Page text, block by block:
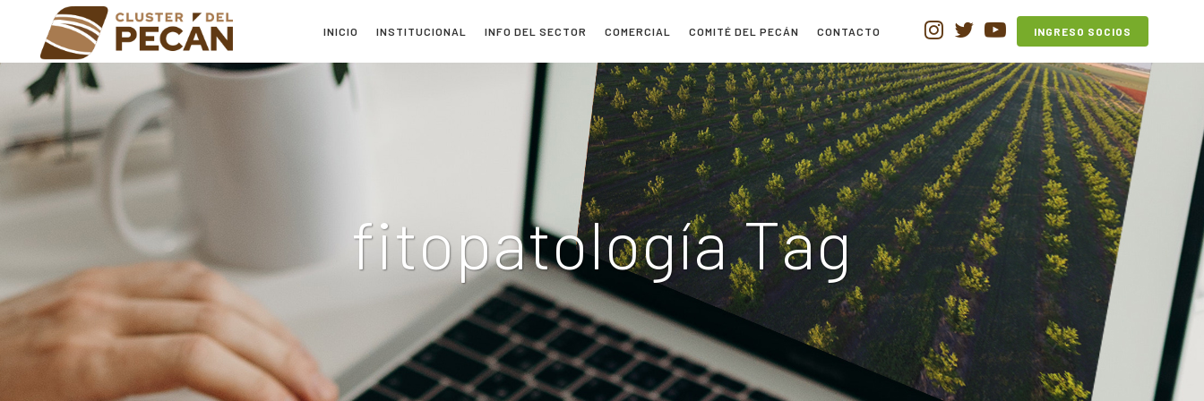
INGRESO SOCIOS
INICIO INSTITUCIONAL INFO DEL SECTOR COMERCIAL COMITÉ DEL PECÁN CONTACTO
fitopatología Tag